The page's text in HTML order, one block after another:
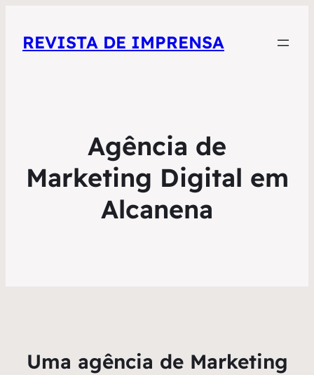
REVISTA DE IMPRENSA
Agência de
Marketing Digital em
Alcanena
Uma agência de Marketing